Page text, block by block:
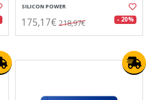
SILICON POWER
175,17€ 218,97€ - 20%